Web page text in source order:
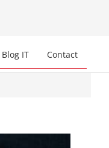
down arrows to
Blog IT Contact